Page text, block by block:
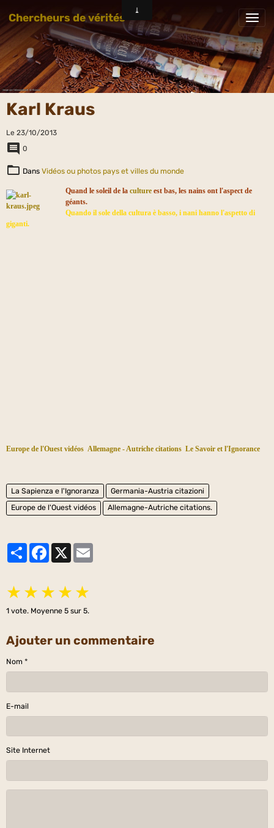
Chercheurs de vérités
Karl Kraus
Le 23/10/2013
0
Dans Vidéos ou photos pays et villes du monde
Quand le soleil de la culture est bas, les nains ont l'aspect de
géants.
Quando il sole della cultura è basso, i nani hanno l'aspetto di
giganti.
Europe de l'Ouest vidéos Allemagne - Autriche citations Le Savoir et l'Ignorance
La Sapienza e l'Ignoranza
Germania-Austria citazioni
Europe de l'Ouest vidéos
Allemagne-Autriche citations.
PartagerFacebook
★ ★ ★ ★ ★
1 vote. Moyenne 5 sur 5.
Ajouter un commentaire
Nom
E-mail
Site Internet